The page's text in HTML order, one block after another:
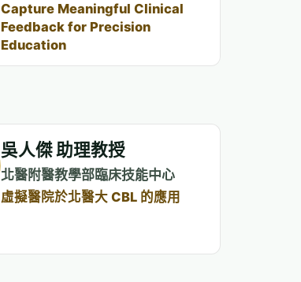
Capture Meaningful Clinical
Feedback for Precision
Education
吳人傑 助理教授
北醫附醫教學部臨床技能中心
虛擬醫院於北醫大 CBL 的應用